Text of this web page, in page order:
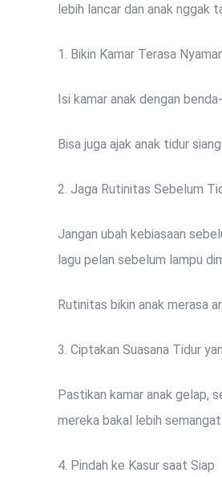
lebih lancar dan anak nggak
1. Bikin Kamar Terasa
Isi kamar anak dengan
Bisa juga ajak anak tidur
2. Jaga Rutinitas Sebelum
Jangan ubah kebiasaan
lagu pelan sebelum lampu
Rutinitas bikin anak merasa
3. Ciptakan Suasana Tidur
Pastikan kamar anak gelap,
mereka bakal lebih
4. Pindah ke Kasur saat Siap